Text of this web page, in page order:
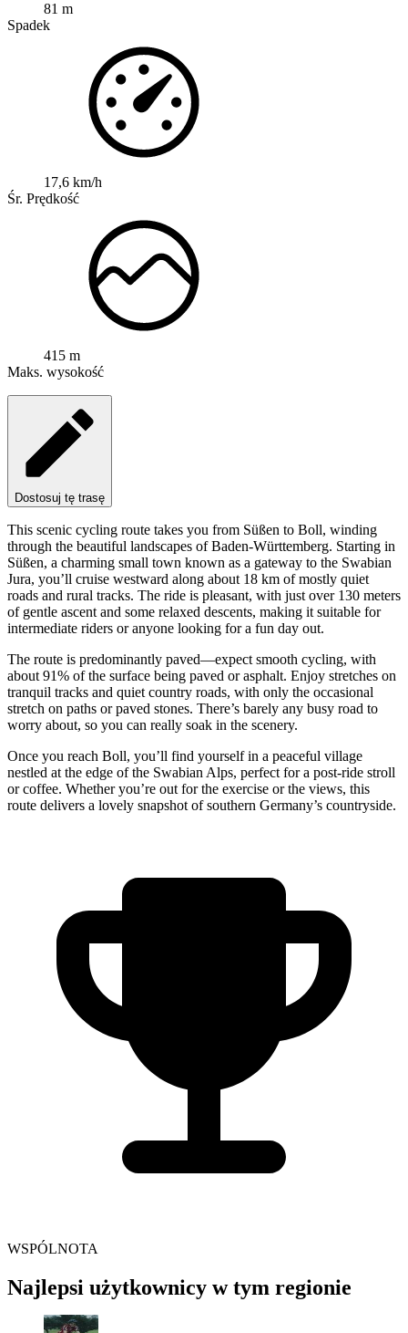
81 m
Spadek
17,6 km/h
Śr. Prędkość
415 m
Maks. wysokość
Dostosuj tę trasę
This scenic cycling route takes you from Süßen to Boll, winding
through the beautiful landscapes of Baden-Württemberg. Starting in
Süßen, a charming small town known as a gateway to the Swabian
Jura, you’ll cruise westward along about 18 km of mostly quiet
roads and rural tracks. The ride is pleasant, with just over 130 meters
of gentle ascent and some relaxed descents, making it suitable for
intermediate riders or anyone looking for a fun day out.
The route is predominantly paved—expect smooth cycling, with
about 91% of the surface being paved or asphalt. Enjoy stretches on
tranquil tracks and quiet country roads, with only the occasional
stretch on paths or paved stones. There’s barely any busy road to
worry about, so you can really soak in the scenery.
Once you reach Boll, you’ll find yourself in a peaceful village
nestled at the edge of the Swabian Alps, perfect for a post-ride stroll
or coffee. Whether you’re out for the exercise or the views, this
route delivers a lovely snapshot of southern Germany’s countryside.
WSPÓLNOTA
Najlepsi użytkownicy w tym regionie